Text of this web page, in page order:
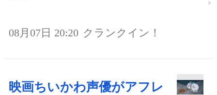
08月07日 20:20 クランクイン！
映画ちいかわ声優がアフレ